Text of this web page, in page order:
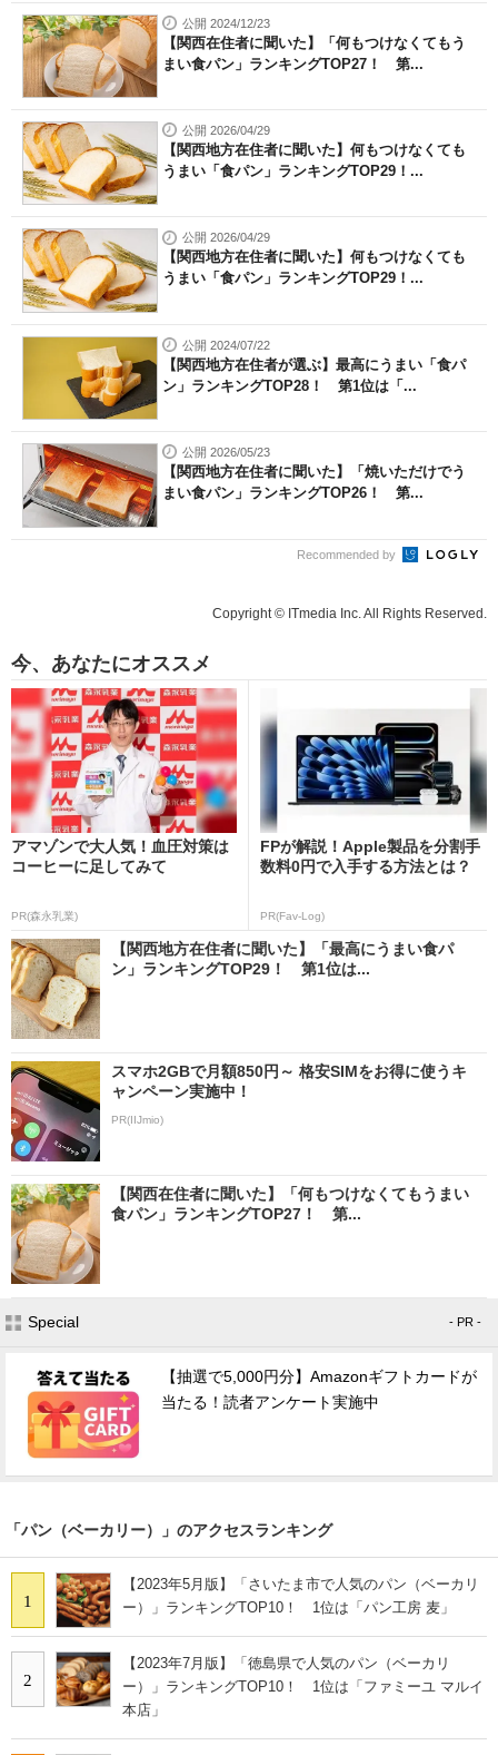
公開 2024/12/23
【関西在住者に聞いた】「何もつけなくてもう
まい食パン」ランキングTOP27！ 第...
公開 2026/04/29
【関西地方在住者に聞いた】何もつけなくても
うまい「食パン」ランキングTOP29！...
公開 2026/04/29
【関西地方在住者に聞いた】何もつけなくても
うまい「食パン」ランキングTOP29！...
公開 2024/07/22
【関西地方在住者が選ぶ】最高にうまい「食パ
ン」ランキングTOP28！ 第1位は「...
公開 2026/05/23
【関西地方在住者に聞いた】「焼いただけでう
まい食パン」ランキングTOP26！ 第...
Recommended by
Copyright © ITmedia Inc. All Rights Reserved.
今、あなたにオススメ
アマゾンで大人気！血圧対策は
コーヒーに足してみて
PR(森永乳業)
FPが解説！Apple製品を分割手
数料0円で入手する方法とは？
PR(Fav-Log)
【関西地方在住者に聞いた】「最高にうまい食パ
ン」ランキングTOP29！ 第1位は...
スマホ2GBで月額850円～ 格安SIMをお得に使うキ
ャンペーン実施中！
PR(IIJmio)
【関西在住者に聞いた】「何もつけなくてもうまい
食パン」ランキングTOP27！ 第...
Special - PR -
【抽選で5,000円分】Amazonギフトカードが
当たる！読者アンケート実施中
「パン（ベーカリー）」のアクセスランキング
1
【2023年5月版】「さいたま市で人気のパン（ベーカリ
ー）」ランキングTOP10！ 1位は「パン工房 麦」
2
【2023年7月版】「徳島県で人気のパン（ベーカリ
ー）」ランキングTOP10！ 1位は「ファミーユ マルイ
本店」